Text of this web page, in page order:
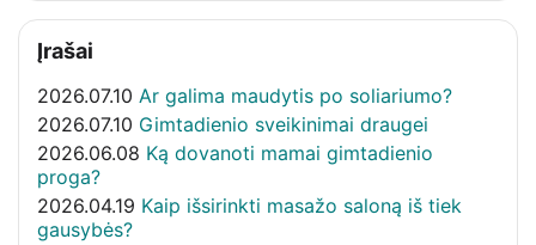
Įrašai
2026.07.10 Ar galima maudytis po soliariumo?
2026.07.10 Gimtadienio sveikinimai draugei
2026.06.08 Ką dovanoti mamai gimtadienio
proga?
2026.04.19 Kaip išsirinkti masažo saloną iš tiek
gausybės?